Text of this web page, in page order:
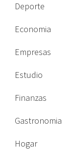
Deporte
Economia
Empresas
Estudio
Finanzas
Gastronomia
Hogar